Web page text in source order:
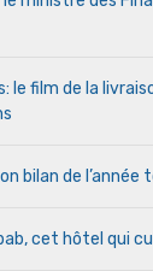
le film de la
bilan de
cet hôtel qui